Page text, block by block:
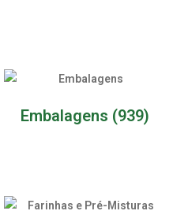
Embalagens (939)